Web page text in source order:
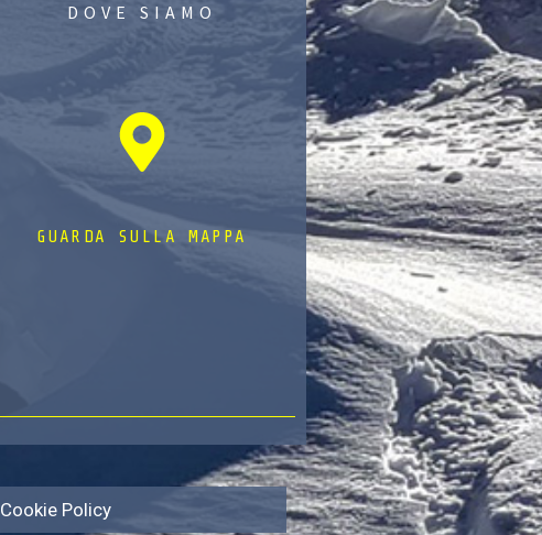
DOVE SIAMO
GUARDA SULLA MAPPA
Cookie Policy